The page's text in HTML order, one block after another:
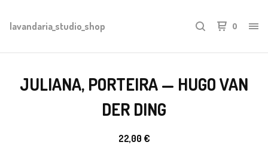
lavandaria_studio_shop 0
JULIANA, PORTEIRA — HUGO VAN
DER DING
22,00 €